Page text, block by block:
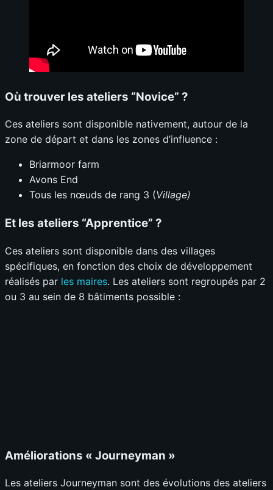
Où trouver les ateliers “Novice” ?
Ces ateliers sont disponible nativement, autour de la
zone de départ et dans les zones d’influence :
Briarmoor farm
Avons End
Tous les nœuds de rang 3 (Village)
Et les ateliers “Apprentice” ?
Ces ateliers sont disponible dans des villages
spécifiques, en fonction des choix de développement
réalisés par les maires. Les ateliers sont regroupés par 2
ou 3 au sein de 8 bâtiments possible :
Améliorations « Journeyman »
Les ateliers Journeyman sont des évolutions des ateliers